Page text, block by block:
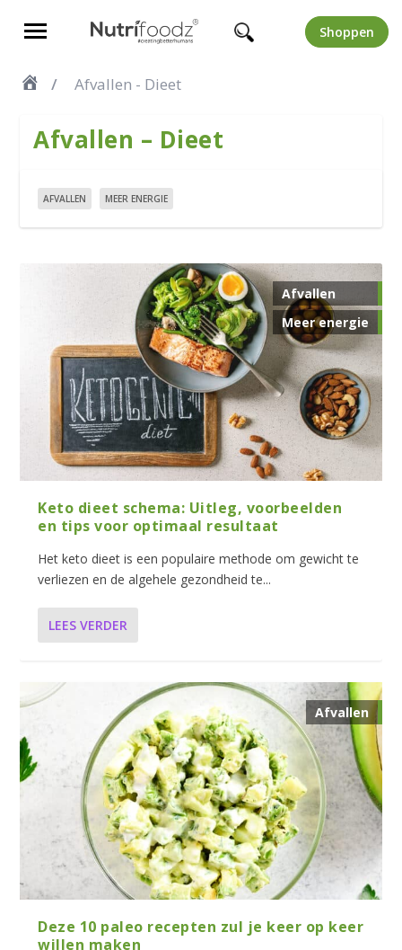
Shoppen
Afvallen - Dieet
Afvallen – Dieet
AFVALLEN MEER ENERGIE
Afvallen
Meer energie
Keto dieet schema: Uitleg, voorbeelden
en tips voor optimaal resultaat
Het keto dieet is een populaire methode om gewicht te
verliezen en de algehele gezondheid te...
LEES VERDER
Afvallen
Deze 10 paleo recepten zul je keer op keer
willen maken